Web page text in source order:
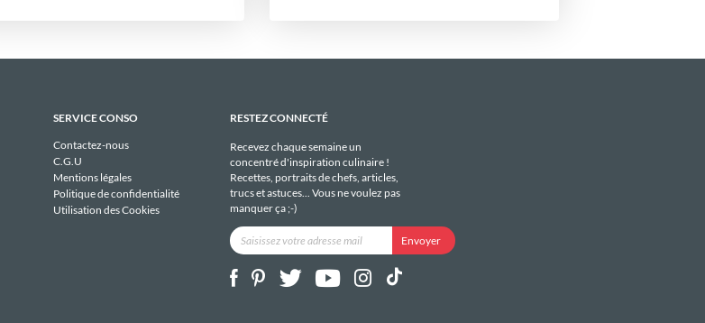
SERVICE CONSO
Contactez-nous
C.G.U
Mentions légales
Politique de confidentialité
Utilisation des Cookies
RESTEZ CONNECTÉ
Recevez chaque semaine un
concentré d'inspiration culinaire !
Recettes, portraits de chefs, articles,
trucs et astuces... Vous ne voulez pas
manquer ça ;-)